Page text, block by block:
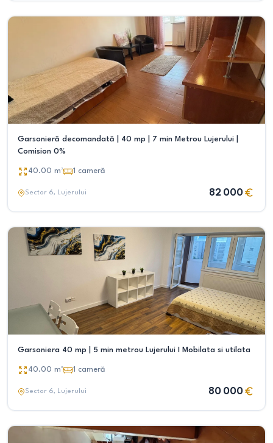
Garsonieră decomandată | 40 mp | 7 min Metrou Lujerului |
Comision 0%
40.00 m² 1 cameră
Sector 6, Lujerului 82 000
Garsoniera 40 mp | 5 min metrou Lujerului I Mobilata si utilata
40.00 m² 1 cameră
Sector 6, Lujerului 80 000